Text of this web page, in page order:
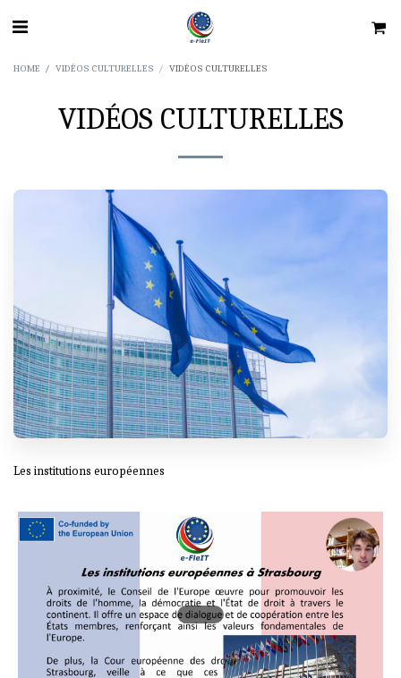
HOME VIDÉOS CULTURELLES VIDÉOS CULTURELLES
VIDÉOS CULTURELLES
Les institutions européennes